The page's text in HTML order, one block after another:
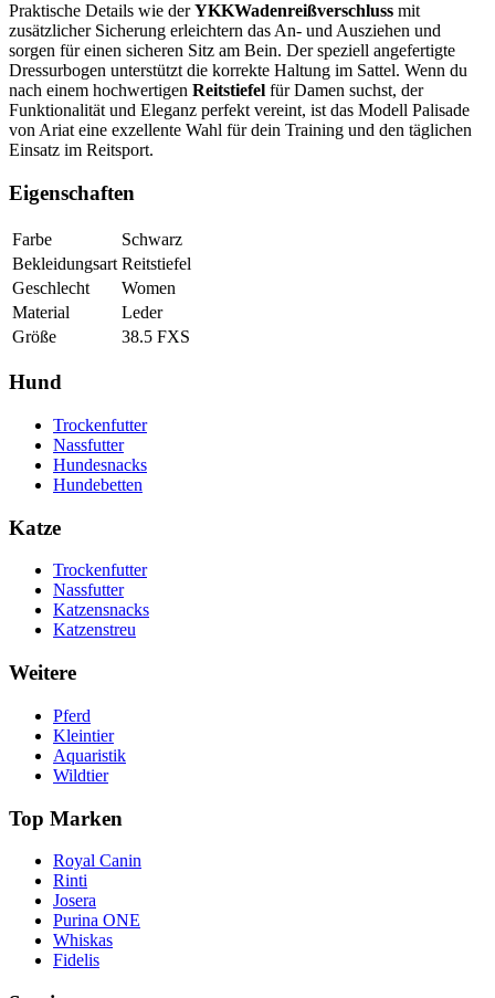
Praktische Details wie derYKKWadenreißverschluss mit
zusätzlicher Sicherung erleichtern das An- und Ausziehen und
sorgen für einen sicheren Sitz am Bein. Der speziell angefertigte
Dressurbogen unterstützt die korrekte Haltung im Sattel. Wenn du
nach einem hochwertigen Reitstiefel für Damen suchst, der
Funktionalität und Eleganz perfekt vereint, ist das Modell Palisade
von Ariat eine exzellente Wahl für dein Training und den täglichen
Einsatz im Reitsport.
Eigenschaften
Farbe
Schwarz
Bekleidungsart Reitstiefel
Geschlecht
Women
Material
Leder
Größe
38.5 FXS
Hund
Trockenfutter
Nassfutter
Hundesnacks
Hundebetten
Katze
Trockenfutter
Nassfutter
Katzensnacks
Katzenstreu
Weitere
Pferd
Kleintier
Aquaristik
Wildtier
Top Marken
Royal Canin
Rinti
Josera
Purina ONE
Whiskas
Fidelis